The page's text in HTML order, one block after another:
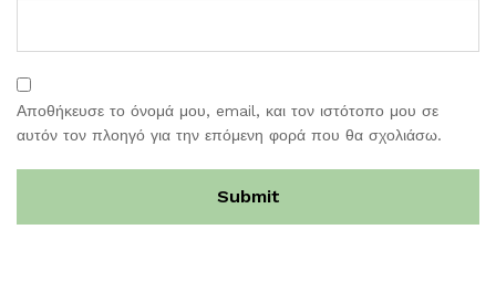
Αποθήκευσε το όνομά μου, email, και τον ιστότοπο μου σε
αυτόν τον πλοηγό για την επόμενη φορά που θα σχολιάσω.